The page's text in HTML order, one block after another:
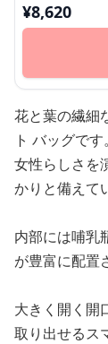
¥8,620
花と葉の繊細
ト バッグです。
女性らしさを
かりと備えて
内部には哺乳
が豊富に配置
大きく開く開
取り出せるス